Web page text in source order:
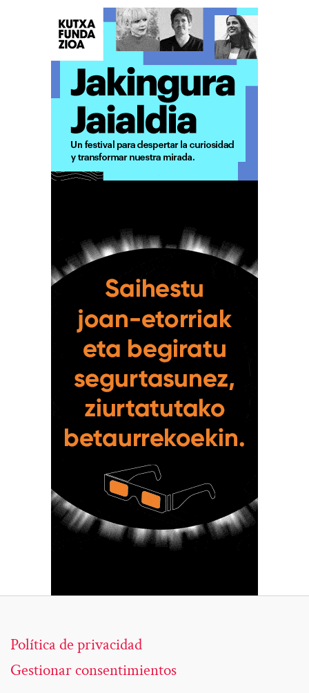
Política de privacidad
Gestionar consentimientos